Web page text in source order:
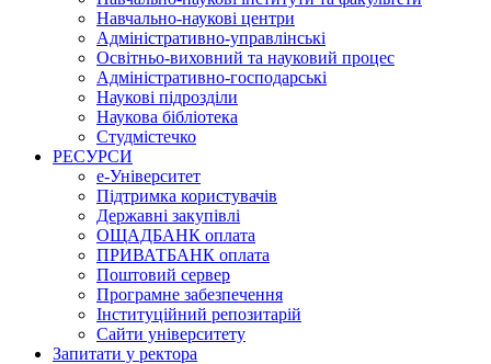
Навчально-наукові центри
Адміністративно-управлінські
Освітньо-виховний та науковий процес
Адміністративно-господарські
Наукові підрозділи
Наукова бібліотека
Студмістечко
РЕСУРСИ
е-Університет
Підтримка користувачів
Державні закупівлі
ОЩАДБАНК оплата
ПРИВАТБАНК оплата
Поштовий сервер
Програмне забезпечення
Інституційний репозитарій
Сайти університету
Запитати у ректора